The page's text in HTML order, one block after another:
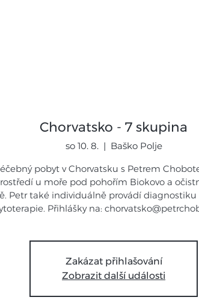
Chorvatsko - 7 skupina
so 10. 8.
  |
Baško Polje
pobyt v Chorvatsku s Petrem
u moře pod pohořím Biokovo a
Petr také individuálně provádí
Přihlášky na:
Zakázat přihlašování
Zobrazit další události